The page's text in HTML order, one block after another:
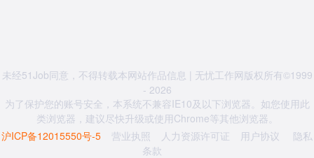
未经51Job同意，不得转载本网站作品信息 | 无忧工作网版权所有©1999
- 2026
为了保护您的账号安全，本系统不兼容IE10及以下浏览器。如您使用此
类浏览器，建议尽快升级或使用Chrome等其他浏览器。
沪ICP备12015550号-5
营业执照 人力资源许可证 用户协议
隐私
条款